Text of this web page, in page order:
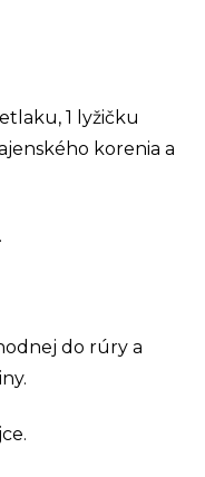
1 lyžičku
korenia a
do rúry a